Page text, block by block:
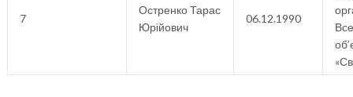
7
Остренко Тарас
Юрійович
06.12.1990